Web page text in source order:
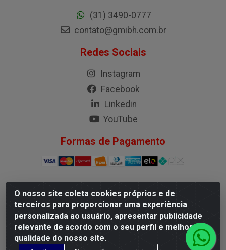
O nosso site coleta cookies próprios e de
terceiros para proporcionar uma experiência
personalizada ao usuário, apresentar publicidade
relevante de acordo com o seu perfil e melhorar a
qualidade do nosso site.
(31) 3490-0777
contato@gmibh.com.br
Redes Sociais
Instagram
Facebook
Linkedin
YouTube
Formas de Pagamento
G.M.I. Distribuidora LTDA - Rua Conselheiro Pena, 50 -
Santa Branca, Belo Horizonte/MG - CEP 31.710-150 -
CNPJ 04.098.359/0001-02